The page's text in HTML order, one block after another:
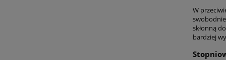
W
skłonną
bardziej